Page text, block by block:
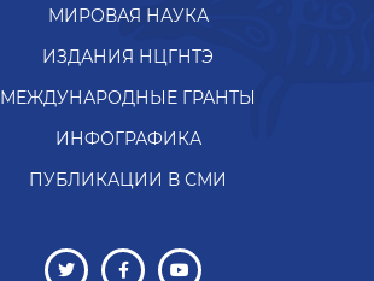
МИРОВАЯ НАУКА
ИЗДАНИЯ НЦГНТЭ
МЕЖДУНАРОДНЫЕ ГРАНТЫ
ИНФОГРАФИКА
ПУБЛИКАЦИИ В СМИ